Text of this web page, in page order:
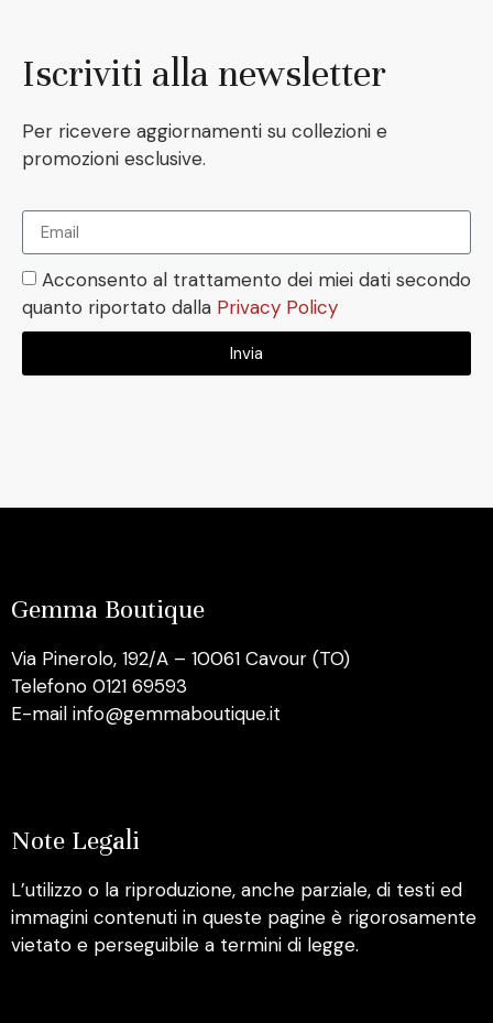
Iscriviti alla newsletter
Per ricevere aggiornamenti su collezioni e
promozioni esclusive.
Acconsento al trattamento dei miei dati secondo
quanto riportato dalla Privacy Policy
Invia
Gemma Boutique
Via Pinerolo, 192/A – 10061 Cavour (TO)
Telefono 0121 69593
E-mail info@gemmaboutique.it
Note Legali
L’utilizzo o la riproduzione, anche parziale, di testi ed
immagini contenuti in queste pagine è rigorosamente
vietato e perseguibile a termini di legge.